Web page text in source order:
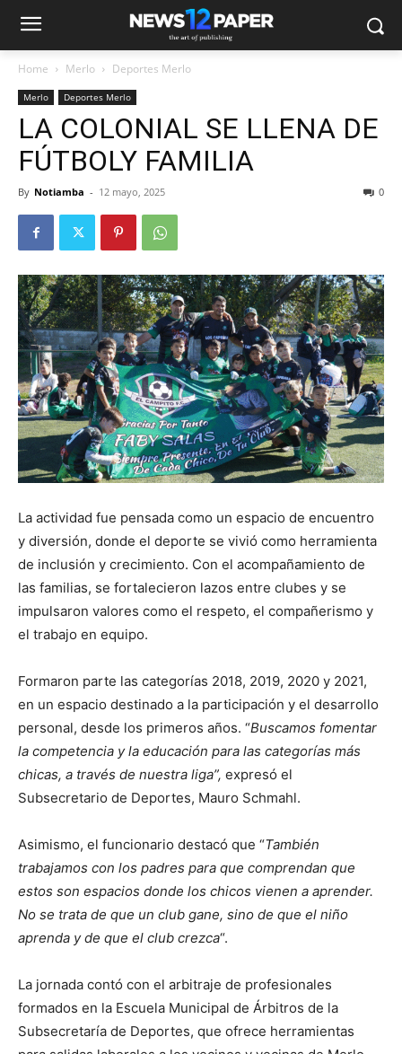
Home Merlo Deportes Merlo
Merlo Deportes Merlo
LA COLONIAL SE LLENA DE
FÚTBOLY FAMILIA
By Notiamba - 12 mayo, 2025 0
La actividad fue pensada como un espacio de encuentro
y diversión, donde el deporte se vivió como herramienta
de inclusión y crecimiento. Con el acompañamiento de
las familias, se fortalecieron lazos entre clubes y se
impulsaron valores como el respeto, el compañerismo y
el trabajo en equipo.
Formaron parte las categorías 2018, 2019, 2020 y 2021,
en un espacio destinado a la participación y el desarrollo
personal, desde los primeros años. “Buscamos fomentar
la competencia y la educación para las categorías más
chicas, a través de nuestra liga”, expresó el
Subsecretario de Deportes, Mauro Schmahl.
Asimismo, el funcionario destacó que “También
trabajamos con los padres para que comprendan que
estos son espacios donde los chicos vienen a aprender.
No se trata de que un club gane, sino de que el niño
aprenda y de que el club crezca“.
La jornada contó con el arbitraje de profesionales
formados en la Escuela Municipal de Árbitros de la
Subsecretaría de Deportes, que ofrece herramientas